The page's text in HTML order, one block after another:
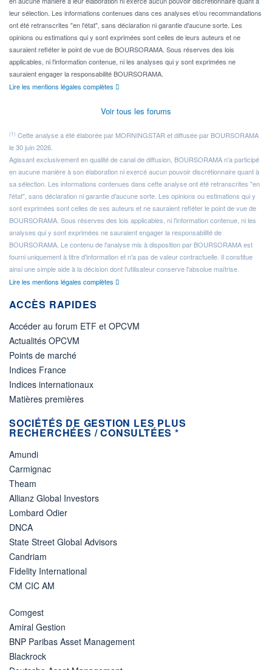
leur sélection. Les informations contenues dans ces analyses et/ou recommandations
ont été retranscrites "en l'état", sans déclaration ni garantie d'aucune sorte. Les
opinions ou estimations qui y sont exprimées sont celles de leurs auteurs et ne
sauraient refléter le point de vue de BOURSORAMA. Sous réserves des lois
applicables, ni l'information contenue, ni les analyses qui y sont exprimées ne
sauraient engager la responsabilité BOURSORAMA.
Lire les mentions légales complètes
Voir tous les forums
(1) Cette analyse a été élaborée par MORNINGSTAR et diffusée par BOURSORAMA
le 30 juin 2026.
Agissant exclusivement en qualité de canal de diffusion, BOURSORAMA n'a participé
en aucune manière à son élaboration ni exercé aucun pouvoir discrétionnaire quant à
sa sélection. Les informations contenues dans cette analyse ont été retranscrites "en
l'état", sans déclaration ni garantie d'aucune sorte. Les opinions ou estimations qui y
sont exprimées sont celles de ses auteurs et ne sauraient refléter le point de vue de
BOURSORAMA. Sous réserves des lois applicables, ni l'information contenue, ni les
analyses qui y sont exprimées ne sauraient engager la responsabilité de
BOURSORAMA. Le contenu de l'analyse mis à disposition par BOURSORAMA est
fourni uniquement à titre d'information et n'a pas de valeur contractuelle. Il constitue
ainsi une simple aide à la décision dont l'utilisateur conserve l'absolue maîtrise.
Lire les mentions légales complètes
ACCÈS RAPIDES
Accéder au forum ETF et OPCVM
Actualités OPCVM
Points de marché
Indices France
Indices internationaux
Matières premières
SOCIÉTÉS DE GESTION LES PLUS
RECHERCHÉES / CONSULTÉES *
Amundi
Carmignac
Theam
Allianz Global Investors
Lombard Odier
DNCA
State Street Global Advisors
Candriam
Fidelity International
CM CIC AM
Comgest
Amiral Gestion
BNP Paribas Asset Management
Blackrock